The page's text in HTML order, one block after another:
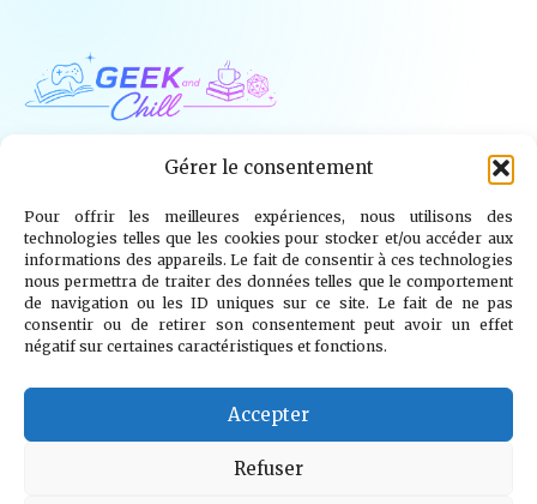
Gérer le consentement
Pour offrir les meilleures expériences, nous utilisons des
technologies telles que les cookies pour stocker et/ou accéder aux
informations des appareils. Le fait de consentir à ces technologies
nous permettra de traiter des données telles que le comportement
de navigation ou les ID uniques sur ce site. Le fait de ne pas
consentir ou de retirer son consentement peut avoir un effet
négatif sur certaines caractéristiques et fonctions.
Accepter
Refuser
Jeux Vidéo Tech Tabletop Livres
Mangas / BD TV Goodies Kids
Wargames
info@geekandchill.com